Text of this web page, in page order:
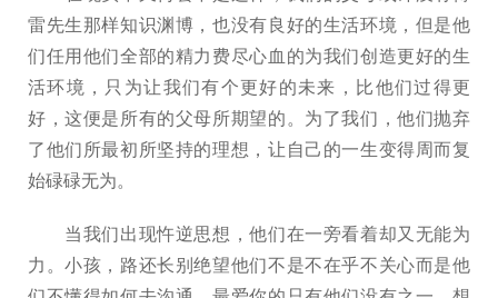
雷先生那样知识渊博，也没有良好的生活环境，但是他
们任用他们全部的精力费尽心血的为我们创造更好的生
活环境，只为让我们有个更好的未来，比他们过得更
好，这便是所有的父母所期望的。为了我们，他们抛弃
了他们所最初所坚持的理想，让自己的一生变得周而复
始碌碌无为。
当我们出现忤逆思想，他们在一旁看着却又无能为
力。小孩，路还长别绝望他们不是不在乎不关心而是他